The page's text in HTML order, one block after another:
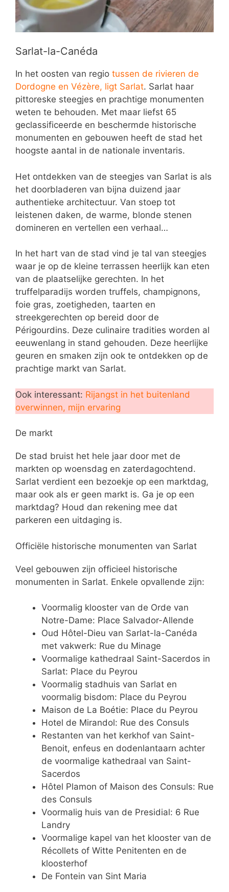
Sarlat-la-Canéda
In het oosten van regio tussen de rivieren de
Dordogne en Vézère, ligt Sarlat. Sarlat haar
pittoreske steegjes en prachtige monumenten
weten te behouden. Met maar liefst 65
geclassificeerde en beschermde historische
monumenten en gebouwen heeft de stad het
hoogste aantal in de nationale inventaris.
Het ontdekken van de steegjes van Sarlat is als
het doorbladeren van bijna duizend jaar
authentieke architectuur. Van stoep tot
leistenen daken, de warme, blonde stenen
domineren en vertellen een verhaal…
In het hart van de stad vind je tal van steegjes
waar je op de kleine terrassen heerlijk kan eten
van de plaatselijke gerechten. In het
truffelparadijs worden truffels, champignons,
foie gras, zoetigheden, taarten en
streekgerechten op bereid door de
Périgourdins. Deze culinaire tradities worden al
eeuwenlang in stand gehouden. Deze heerlijke
geuren en smaken zijn ook te ontdekken op de
prachtige markt van Sarlat.
Ook interessant: Rijangst in het buitenland
overwinnen, mijn ervaring
De markt
De stad bruist het hele jaar door met de
markten op woensdag en zaterdagochtend.
Sarlat verdient een bezoekje op een marktdag,
maar ook als er geen markt is. Ga je op een
marktdag? Houd dan rekening mee dat
parkeren een uitdaging is.
Officiële historische monumenten van Sarlat
Veel gebouwen zijn officieel historische
monumenten in Sarlat. Enkele opvallende zijn:
Voormalig klooster van de Orde van
Notre-Dame: Place Salvador-Allende
Oud Hôtel-Dieu van Sarlat-la-Canéda
met vakwerk: Rue du Minage
Voormalige kathedraal Saint-Sacerdos in
Sarlat: Place du Peyrou
Voormalig stadhuis van Sarlat en
voormalig bisdom: Place du Peyrou
Maison de La Boétie: Place du Peyrou
Hotel de Mirandol: Rue des Consuls
Restanten van het kerkhof van Saint-
Benoit, enfeus en dodenlantaarn achter
de voormalige kathedraal van Saint-
Sacerdos
Hôtel Plamon of Maison des Consuls: Rue
des Consuls
Voormalig huis van de Presidial: 6 Rue
Landry
Voormalige kapel van het klooster van de
Récollets of Witte Penitenten en de
kloosterhof
De Fontein van Sint Maria